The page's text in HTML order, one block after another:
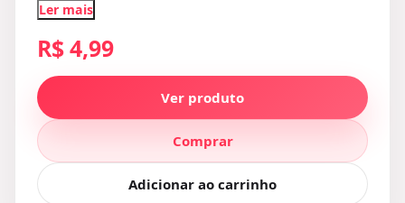
Ler mais
R$ 4,99
Ver produto
Comprar
Adicionar ao carrinho